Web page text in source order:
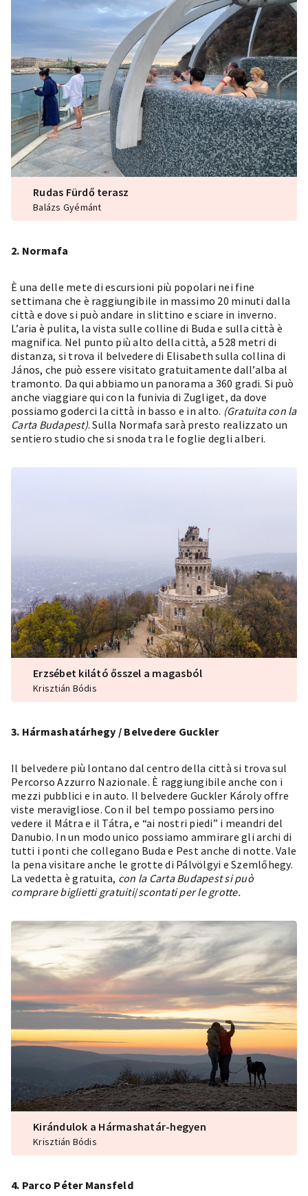
Rudas Fürdő terasz
Balázs Gyémánt
2. Normafa
È una delle mete di escursioni più popolari nei fine
settimana che è raggiungibile in massimo 20 minuti dalla
città e dove si può andare in slittino e sciare in inverno.
L’aria è pulita, la vista sulle colline di Buda e sulla città è
magnifica. Nel punto più alto della città, a 528 metri di
distanza, si trova il belvedere di Elisabeth sulla collina di
János, che può essere visitato gratuitamente dall’alba al
tramonto. Da qui abbiamo un panorama a 360 gradi. Si può
anche viaggiare qui con la funivia di Zugliget, da dove
possiamo goderci la città in basso e in alto. (Gratuita con la
Carta Budapest). Sulla Normafa sarà presto realizzato un
sentiero studio che si snoda tra le foglie degli alberi.
Erzsébet kilátó ősszel a magasból
Krisztián Bódis
3. Hármashatárhegy / Belvedere Guckler
Il belvedere più lontano dal centro della città si trova sul
Percorso Azzurro Nazionale. È raggiungibile anche con i
mezzi pubblici e in auto. Il belvedere Guckler Károlyoffre
viste meravigliose. Con il bel tempo possiamo persino
vedere il Mátra e il Tátra, e “ai nostri piedi” i meandri del
Danubio. In un modo unico possiamo ammirare gli archi di
tutti i ponti che collegano Buda e Pest anche di notte. Vale
la pena visitare anche le grotte di Pálvölgyi e Szemlőhegy.
La vedetta è gratuita, con la Carta Budapest si può
comprare biglietti gratuiti/scontati per le grotte.
Kirándulok a Hármashatár-hegyen
Krisztián Bódis
4. Parco Péter Mansfeld